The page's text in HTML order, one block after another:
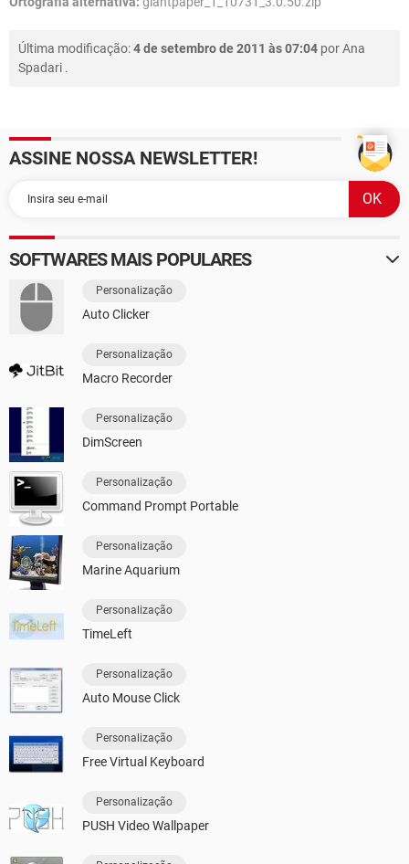
Última modificação:4 de setembro de 2011 às 07:04 porAna
Spadari .
ASSINE NOSSA NEWSLETTER!
SOFTWARES MAIS POPULARES
Personalização
Auto Clicker
Personalização
Macro Recorder
Personalização
DimScreen
Personalização
Command Prompt Portable
Personalização
Marine Aquarium
Personalização
TimeLeft
Personalização
Auto Mouse Click
Personalização
Free Virtual Keyboard
Personalização
PUSH Video Wallpaper